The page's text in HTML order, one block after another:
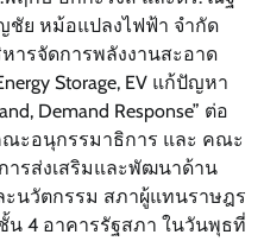
ชัย หม้อแปลงไฟฟ้า จำกัด
หารจัดการพลังงานสะอาด
Storage, EV แก้ปัญหา
Demand Response” ต่อ
ะอนุกรรมาธิการ และ คณะ
รส่งเสริมและพัฒนาด้าน
ะนวัตกรรม สภาผู้แทนราษฎร
4 อาคารรัฐสภา ในวันพุธที่